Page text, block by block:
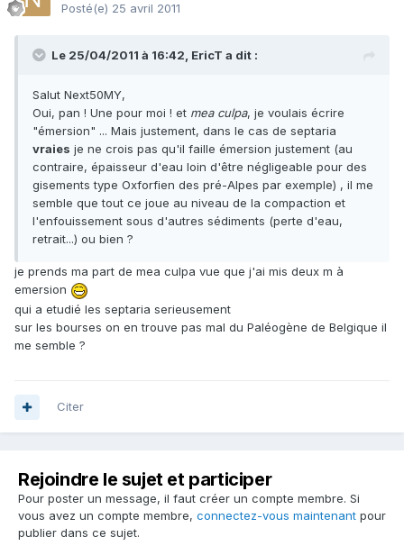
Posté(e) 25 avril 2011
Le 25/04/2011 à 16:42, EricT a dit :
Salut Next50MY,
Oui, pan ! Une pour moi ! et mea culpa, je voulais écrire
"émersion" ... Mais justement, dans le cas de septaria
vraies je ne crois pas qu'il faille émersion justement (au
contraire, épaisseur d'eau loin d'être négligeable pour des
gisements type Oxforfien des pré-Alpes par exemple) , il me
semble que tout ce joue au niveau de la compaction et
l'enfouissement sous d'autres sédiments (perte d'eau,
retrait...) ou bien ?
je prends ma part de mea culpa vue que j'ai mis deux m à
emersion
qui a etudié les septaria serieusement
sur les bourses on en trouve pas mal du Paléogène de Belgique il
me semble ?
Citer
Rejoindre le sujet et participer
Pour poster un message, il faut créer un compte membre. Si
vous avez un compte membre, connectez-vous maintenant pour
publier dans ce sujet.